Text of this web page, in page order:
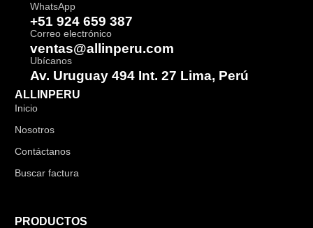
WhatsApp
+51 924 659 387
Correo electrónico
ventas@allinperu.com
Ubícanos
Av. Uruguay 494 Int. 27 Lima, Perú
ALLINPERU
Inicio
Nosotros
Contáctanos
Buscar factura
PRODUCTOS